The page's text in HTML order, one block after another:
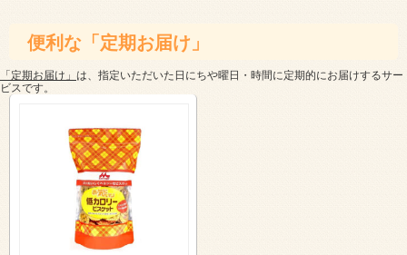
便利な「定期お届け」
「定期お届け」 は、指定いただいた日にちや曜日・時間に定期的にお届けするサー
ビスです。